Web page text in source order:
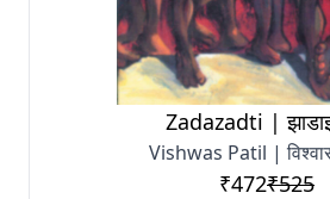
Zadazadti |
Vishwas Patil |
₹472₹525